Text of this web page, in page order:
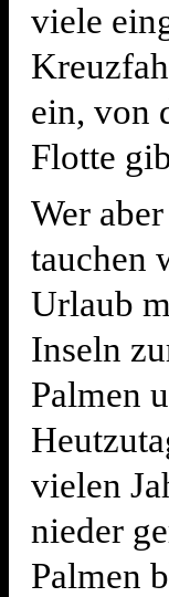
viele
ein, von
Flotte
Wer
tauchen
Urlaub
Inseln
Palmen
vielen
nieder
Palmen